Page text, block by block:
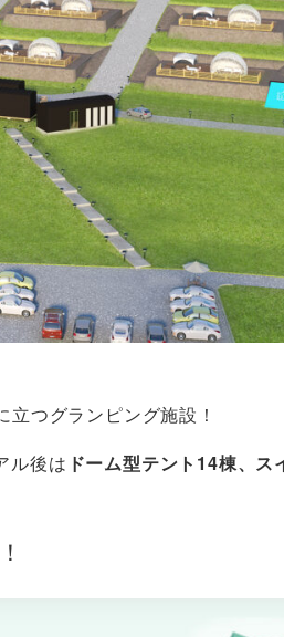
つグランピング施設！
ル後は ドーム型テント14棟、